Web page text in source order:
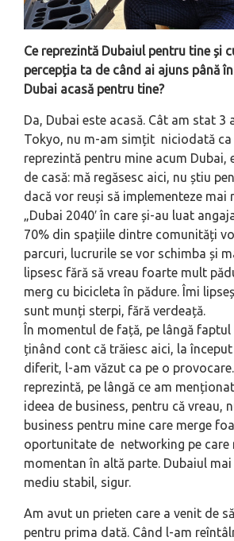
Ce reprezintă Dubaiul pentru tine și
percepția ta de când ai ajuns până
Dubai acasă pentru tine?
Da, Dubai este acasă. Cât am stat 3
Tokyo, nu m-am simțit niciodată ca
reprezintă pentru mine acum Dubai,
de casă: mă regăsesc aici, nu știu
dacă vor reuși să implementeze mai
„Dubai 2040′ în care și-au luat
70% din spațiile dintre comunități
parcuri, lucrurile se vor schimba și
lipsesc fără să vreau foarte mult
merg cu bicicleta în pădure. Îmi
sunt munți sterpi, fără verdeață.
În momentul de față, pe lângă faptul
ținând cont că trăiesc aici, la
diferit, l-am văzut ca pe o
reprezintă, pe lângă ce am
ideea de business, pentru că vreau,
business pentru mine care merge
oportunitate de networking pe care
momentan în altă parte. Dubaiul
mediu stabil, sigur.
Am avut un prieten care a venit de
pentru prima dată. Când l-am